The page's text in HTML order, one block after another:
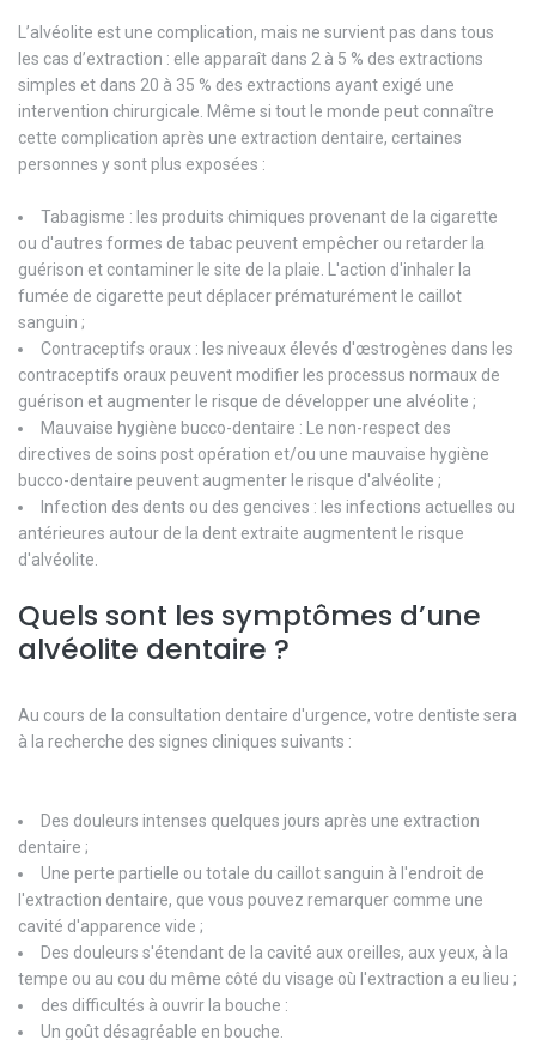
L’alvéolite est une complication, mais ne survient pas dans tous
les cas d’extraction : elle apparaît dans 2 à 5 % des extractions
simples et dans 20 à 35 % des extractions ayant exigé une
intervention chirurgicale. Même si tout le monde peut connaître
cette complication après une extraction dentaire, certaines
personnes y sont plus exposées :
Tabagisme : les produits chimiques provenant de la cigarette
ou d'autres formes de tabac peuvent empêcher ou retarder la
guérison et contaminer le site de la plaie. L'action d'inhaler la
fumée de cigarette peut déplacer prématurément le caillot
sanguin ;
Contraceptifs oraux : les niveaux élevés d'œstrogènes dans les
contraceptifs oraux peuvent modifier les processus normaux de
guérison et augmenter le risque de développer une alvéolite ;
Mauvaise hygiène bucco-dentaire : Le non-respect des
directives de soins post opération et/ou une mauvaise hygiène
bucco-dentaire peuvent augmenter le risque d'alvéolite ;
Infection des dents ou des gencives : les infections actuelles ou
antérieures autour de la dent extraite augmentent le risque
d'alvéolite.
Quels sont les symptômes d’une
alvéolite dentaire ?
Au cours de la consultation dentaire d'urgence, votre dentiste sera
à la recherche des signes cliniques suivants :
Des douleurs intenses quelques jours après une extraction
dentaire ;
Une perte partielle ou totale du caillot sanguin à l'endroit de
l'extraction dentaire, que vous pouvez remarquer comme une
cavité d'apparence vide ;
Des douleurs s'étendant de la cavité aux oreilles, aux yeux, à la
tempe ou au cou du même côté du visage où l'extraction a eu lieu ;
des difficultés à ouvrir la bouche :
Un goût désagréable en bouche.